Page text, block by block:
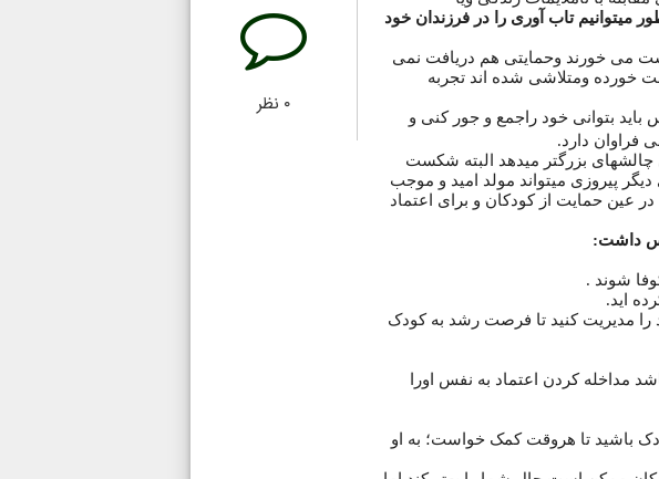
میتوانیم تاب آوری را در فرزندان خود
می خورند وحمایتی هم دریافت نمی
خورده ومتلاشی شده اند تجربه
بتوانی خود راجمع و جور کنی و
فراوان دارد.
بزرگتر میدهد البته شکست
پیروزی میتواند مولد امید و موجب
عین حمایت از کودکان و برای اعتماد
داشت:
شوند .
اید.
را مدیریت کنید تا فرصت رشد به کودک
مداخله کردن اعتماد به نفس اورا
باشید تا هروقت کمک خواست؛ به او
۰ نظر